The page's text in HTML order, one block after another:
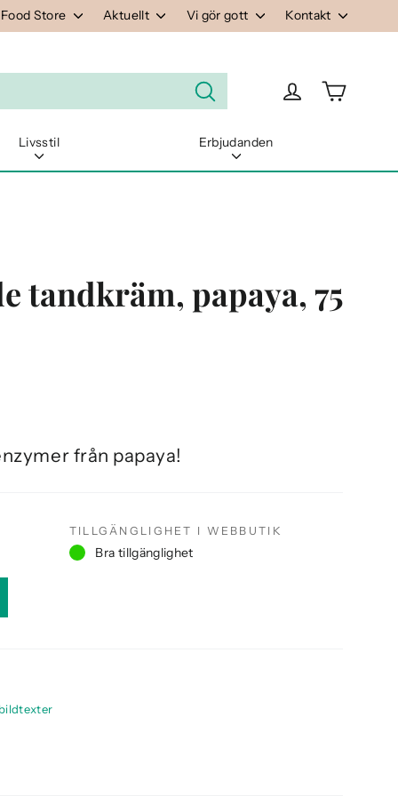
Store Aktuellt Vi gör gott Kontakt
Livsstil Erbjudanden
Sök
Logga in
tandkräm, papaya, 75
från papaya!
TILLGÄNGLIGHET I WEBBUTIK
Bra tillgänglighet